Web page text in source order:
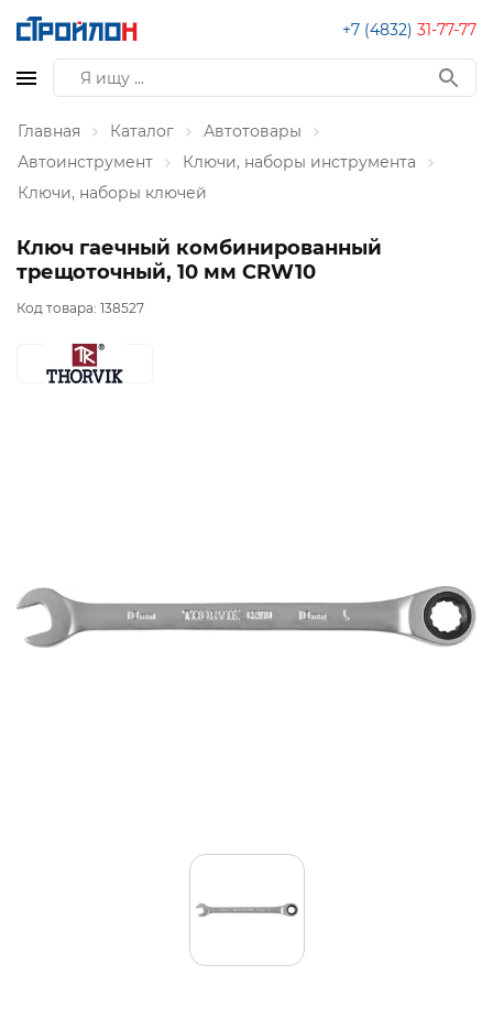
+7 (4832) 31-77-77
Главная Каталог
Автотовары
Автоинструмент
Ключи, наборы инструмента
Ключи, наборы ключей
Ключ гаечный комбинированный
трещоточный, 10 мм CRW10
Код товара: 138527